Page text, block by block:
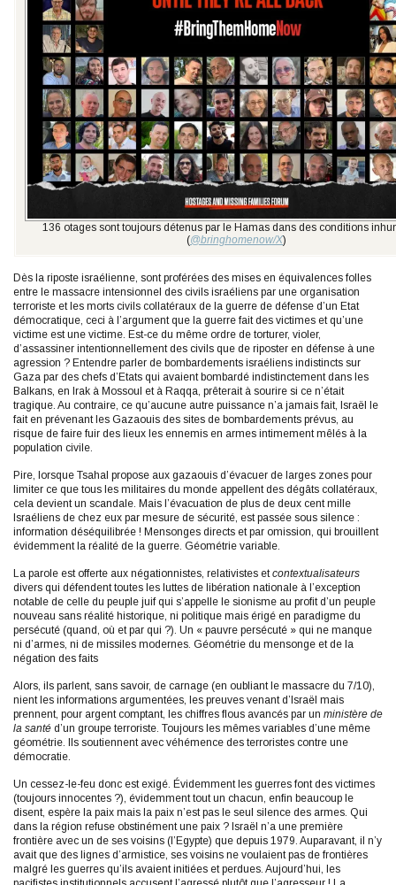
136 otages sont toujours détenus par le Hamas dans des conditions
(@bringhomenow/X)
Dès la riposte israélienne, sont proférées des mises en équivalences folles
entre le massacre intensionnel des civils israéliens par une organisation
terroriste et les morts civils collatéraux de la guerre de défense d’un Etat
démocratique, ceci à l’argument que la guerre fait des victimes et qu’une
victime est une victime. Est-ce du même ordre de torturer, violer,
d’assassiner intentionnellement des civils que de riposter en défense à une
agression ? Entendre parler de bombardements israéliens indistincts sur
Gaza par des chefs d’Etats qui avaient bombardé indistinctement dans les
Balkans, en Irak à Mossoul et à Raqqa, prêterait à sourire si ce n’était
tragique. Au contraire, ce qu’aucune autre puissance n’a jamais fait, Israël le
fait en prévenant les Gazaouis des sites de bombardements prévus, au
risque de faire fuir des lieux les ennemis en armes intimement mêlés à la
population civile.
Pire, lorsque Tsahal propose aux gazaouis d’évacuer de larges zones pour
limiter ce que tous les militaires du monde appellent des dégâts collatéraux,
cela devient un scandale. Mais l’évacuation de plus de deux cent mille
Israéliens de chez eux par mesure de sécurité, est passée sous silence :
information déséquilibrée ! Mensonges directs et par omission, qui brouillent
évidemment la réalité de la guerre. Géométrie variable.
La parole est offerte aux négationnistes, relativistes etcontextualisateurs
divers qui défendent toutes les luttes de libération nationale à l’exception
notable de celle du peuple juif qui s’appelle le sionisme au profit d’un peuple
nouveau sans réalité historique, ni politique mais érigé en paradigme du
persécuté (quand, où et par qui ?). Un « pauvre persécuté » qui ne manque
ni d’armes, ni de missiles modernes. Géométrie du mensonge et de la
négation des faits
Alors, ils parlent, sans savoir, de carnage (en oubliant le massacre du 7/10),
nient les informations argumentées, les preuves venant d’Israël mais
prennent, pour argent comptant, les chiffres flous avancés par un ministère de
la santé d’un groupe terroriste. Toujours les mêmes variables d’une même
géométrie. Ils soutiennent avec véhémence des terroristes contre une
démocratie.
Un cessez-le-feu donc est exigé. Évidemment les guerres font des victimes
(toujours innocentes ?), évidemment tout un chacun, enfin beaucoup le
disent, espère la paix mais la paix n’est pas le seul silence des armes. Qui
dans la région refuse obstinément une paix ? Israël n’a une première
frontière avec un de ses voisins (l’Egypte) que depuis 1979. Auparavant, il n’y
avait que des lignes d’armistice, ses voisins ne voulaient pas de frontières
malgré les guerres qu’ils avaient initiées et perdues. Aujourd’hui, les